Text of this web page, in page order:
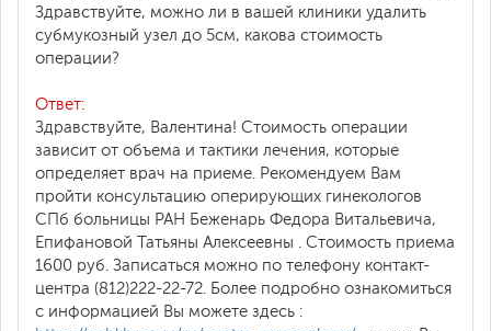
Здравствуйте, можно ли в вашей клиники удалить
субмукозный узел до 5см, какова стоимость
операции?
Ответ:
Здравствуйте, Валентина! Стоимость операции
зависит от объема и тактики лечения, которые
определяет врач на приеме. Рекомендуем Вам
пройти консультацию оперирующих гинекологов
СПб больницы РАН Беженарь Федора Витальевича,
Епифановой Татьяны Алексеевны . Стоимость приема
1600 руб. Записаться можно по телефону контакт-
центра (812)222-22-72. Более подробно ознакомиться
с информацией Вы можете здесь :